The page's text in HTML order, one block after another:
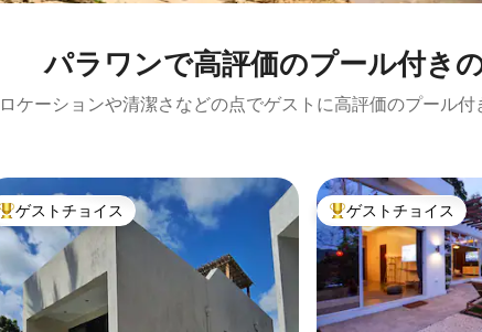
パラワンで高評価のプール付き
ロケーションや清潔さなどの点でゲストに高評価のプール付
大好評のゲストチョイスです。
ゲストチョイス 大好評のゲストチョ
ゲストチョイス